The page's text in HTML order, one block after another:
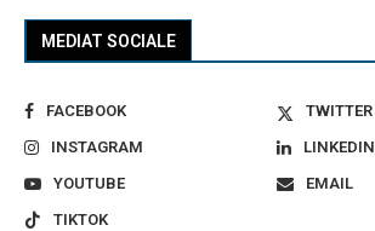
MEDIAT SOCIALE
FACEBOOK
TWITTER
INSTAGRAM
LINKEDIN
YOUTUBE
EMAIL
TIKTOK